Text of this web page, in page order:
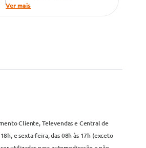
Ver mais
Cliente, Televendas e Central de
e sexta-feira, das 08h às 17h (exceto